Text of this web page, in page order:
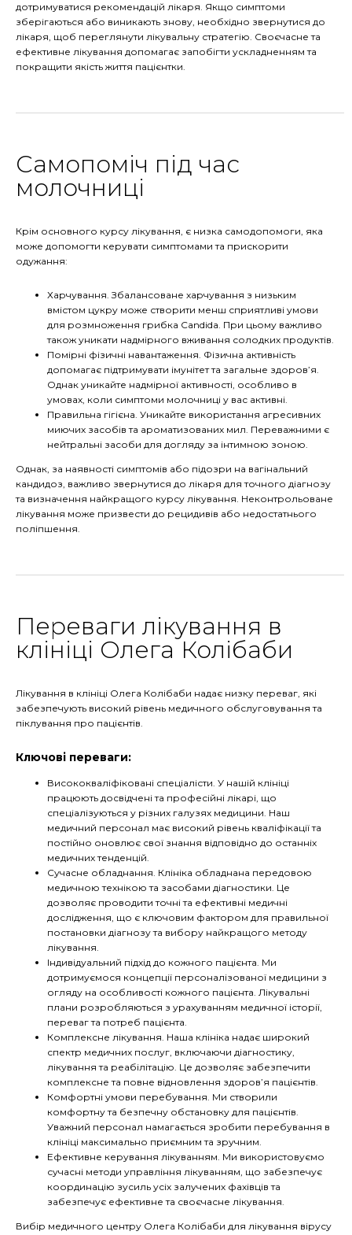
дотримуватися рекомендацій лікаря. Якщо симптоми
зберігаються або виникають знову, необхідно звернутися до
лікаря, щоб переглянути лікувальну стратегію. Своєчасне та
ефективне лікування допомагає запобігти ускладненням та
покращити якість життя пацієнтки.
Самопоміч під час
молочниці
Крім основного курсу лікування, є низка самодопомоги, яка
може допомогти керувати симптомами та прискорити
одужання:
Харчування. Збалансоване харчування з низьким
вмістом цукру може створити менш сприятливі умови
для розмноження грибка Candida. При цьому важливо
також уникати надмірного вживання солодких продуктів.
Помірні фізичні навантаження. Фізична активність
допомагає підтримувати імунітет та загальне здоров’я.
Однак уникайте надмірної активності, особливо в
умовах, коли симптоми молочниці у вас активні.
Правильна гігієна. Уникайте використання агресивних
миючих засобів та ароматизованих мил. Переважними є
нейтральні засоби для догляду за інтимною зоною.
Однак, за наявності симптомів або підозри на вагінальний
кандидоз, важливо звернутися до лікаря для точного діагнозу
та визначення найкращого курсу лікування. Неконтрольоване
лікування може призвести до рецидивів або недостатнього
поліпшення.
Переваги лікування в
клініці Олега Колібаби
Лікування в клініці Олега Колібаби надає низку переваг, які
забезпечують високий рівень медичного обслуговування та
піклування про пацієнтів.
Ключові переваги:
Висококваліфіковані спеціалісти. У нашій клініці
працюють досвідчені та професійні лікарі, що
спеціалізуються у різних галузях медицини. Наш
медичний персонал має високий рівень кваліфікації та
постійно оновлює свої знання відповідно до останніх
медичних тенденцій.
Сучасне обладнання. Клініка обладнана передовою
медичною технікою та засобами діагностики. Це
дозволяє проводити точні та ефективні медичні
дослідження, що є ключовим фактором для правильної
постановки діагнозу та вибору найкращого методу
лікування.
Індивідуальний підхід до кожного пацієнта. Ми
дотримуємося концепції персоналізованої медицини з
огляду на особливості кожного пацієнта. Лікувальні
плани розробляються з урахуванням медичної історії,
переваг та потреб пацієнта.
Комплексне лікування. Наша клініка надає широкий
спектр медичних послуг, включаючи діагностику,
лікування та реабілітацію. Це дозволяє забезпечити
комплексне та повне відновлення здоров’я пацієнтів.
Комфортні умови перебування. Ми створили
комфортну та безпечну обстановку для пацієнтів.
Уважний персонал намагається зробити перебування в
клініці максимально приємним та зручним.
Ефективне керування лікуванням. Ми використовуємо
сучасні методи управління лікуванням, що забезпечує
координацію зусиль усіх залучених фахівців та
забезпечує ефективне та своєчасне лікування.
Вибір медичного центру Олега Колібаби для лікування вірусу